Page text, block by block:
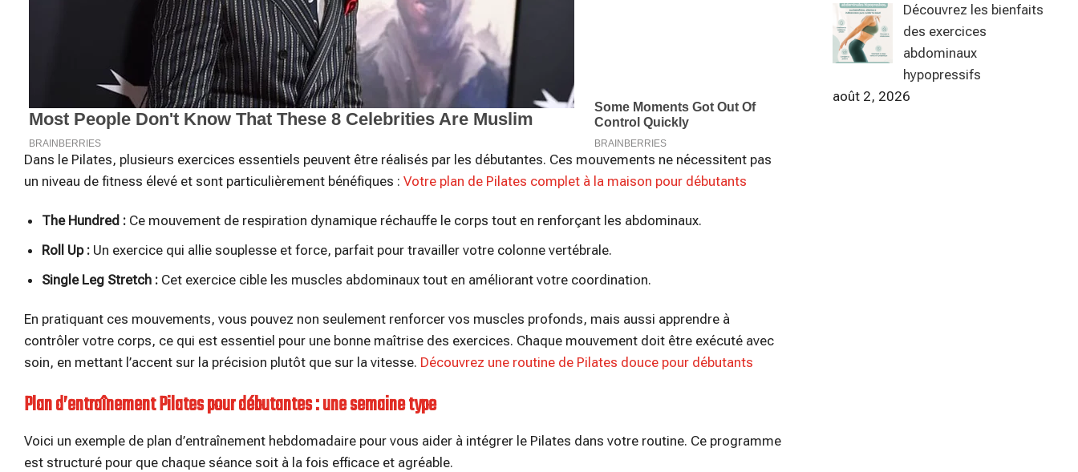
Dans le Pilates, plusieurs exercices essentiels peuvent être réalisés par les débutantes. Ces mouvements ne nécessitent pas
un niveau de fitness élevé et sont particulièrement bénéfiques : Votre plan de Pilates complet à la maison pour débutants
The Hundred : Ce mouvement de respiration dynamique réchauffe le corps tout en renforçant les abdominaux.
Roll Up : Un exercice qui allie souplesse et force, parfait pour travailler votre colonne vertébrale.
Single Leg Stretch : Cet exercice cible les muscles abdominaux tout en améliorant votre coordination.
En pratiquant ces mouvements, vous pouvez non seulement renforcer vos muscles profonds, mais aussi apprendre à
contrôler votre corps, ce qui est essentiel pour une bonne maîtrise des exercices. Chaque mouvement doit être exécuté avec
soin, en mettant l’accent sur la précision plutôt que sur la vitesse. Découvrez une routine de Pilates douce pour débutants
Plan d’entraînement Pilates pour débutantes : une semaine type
Voici un exemple de plan d’entraînement hebdomadaire pour vous aider à intégrer le Pilates dans votre routine. Ce programme
est structuré pour que chaque séance soit à la fois efficace et agréable.
Découvrez les bienfaits
des exercices
abdominaux
hypopressifs
août 2, 2026